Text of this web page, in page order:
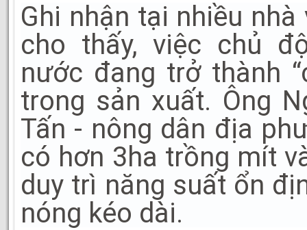
Ghi nhận tại nhiều
cho thấy, việc chủ
nước đang trở thành
trong sản xuất. Ông
Tấn - nông dân địa
có hơn 3ha trồng mít
duy trì năng suất ổn
nóng kéo dài.